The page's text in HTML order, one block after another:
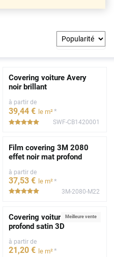
Covering voiture Avery
noir brillant
à partir de
39,44 € le m²*
*****SWF-CB1420001
Film covering 3M 2080
effet noir mat profond
à partir de
37,53 € le m²*
3M-2080-M22
Meilleure vente
Covering voiture noir
profond satin 3D
à partir de
21 ,20 € le m²*